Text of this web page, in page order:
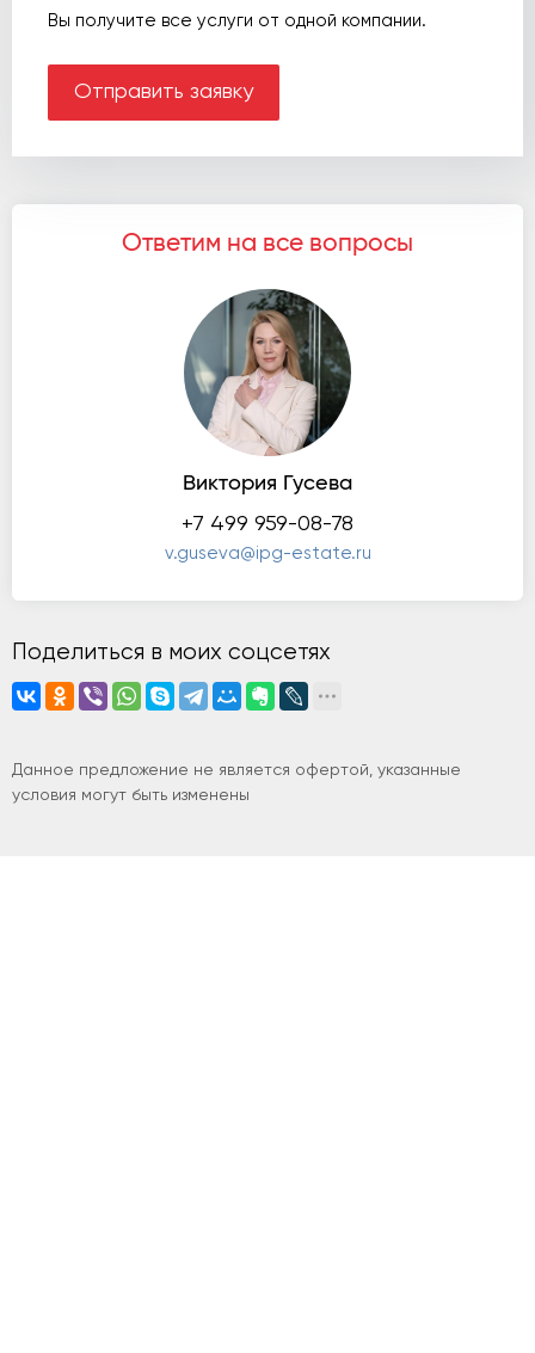
Вы получите все услуги от одной компании.
Отправить заявку
Ответим на все вопросы
Виктория Гусева
+7 499 959-08-78
v.guseva@ipg-estate.ru
Поделиться в моих соцсетях
Данное предложение не является офертой, указанные
условия могут быть изменены